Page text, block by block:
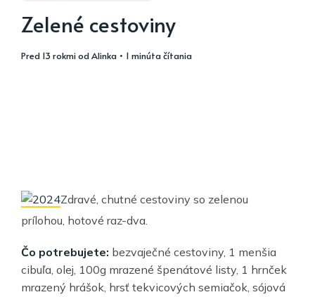
Zelené cestoviny
pred 13 rokmiodAlinka • 1 minúta čítania
Zdravé, chutné cestoviny so zelenou
prílohou, hotové raz-dva.
Čo potrebujete: bezvaječné cestoviny, 1 menšia
cibuľa, olej, 100g mrazené špenátové listy, 1 hrnček
mrazený hrášok, hrsť tekvicových semiačok, sójová